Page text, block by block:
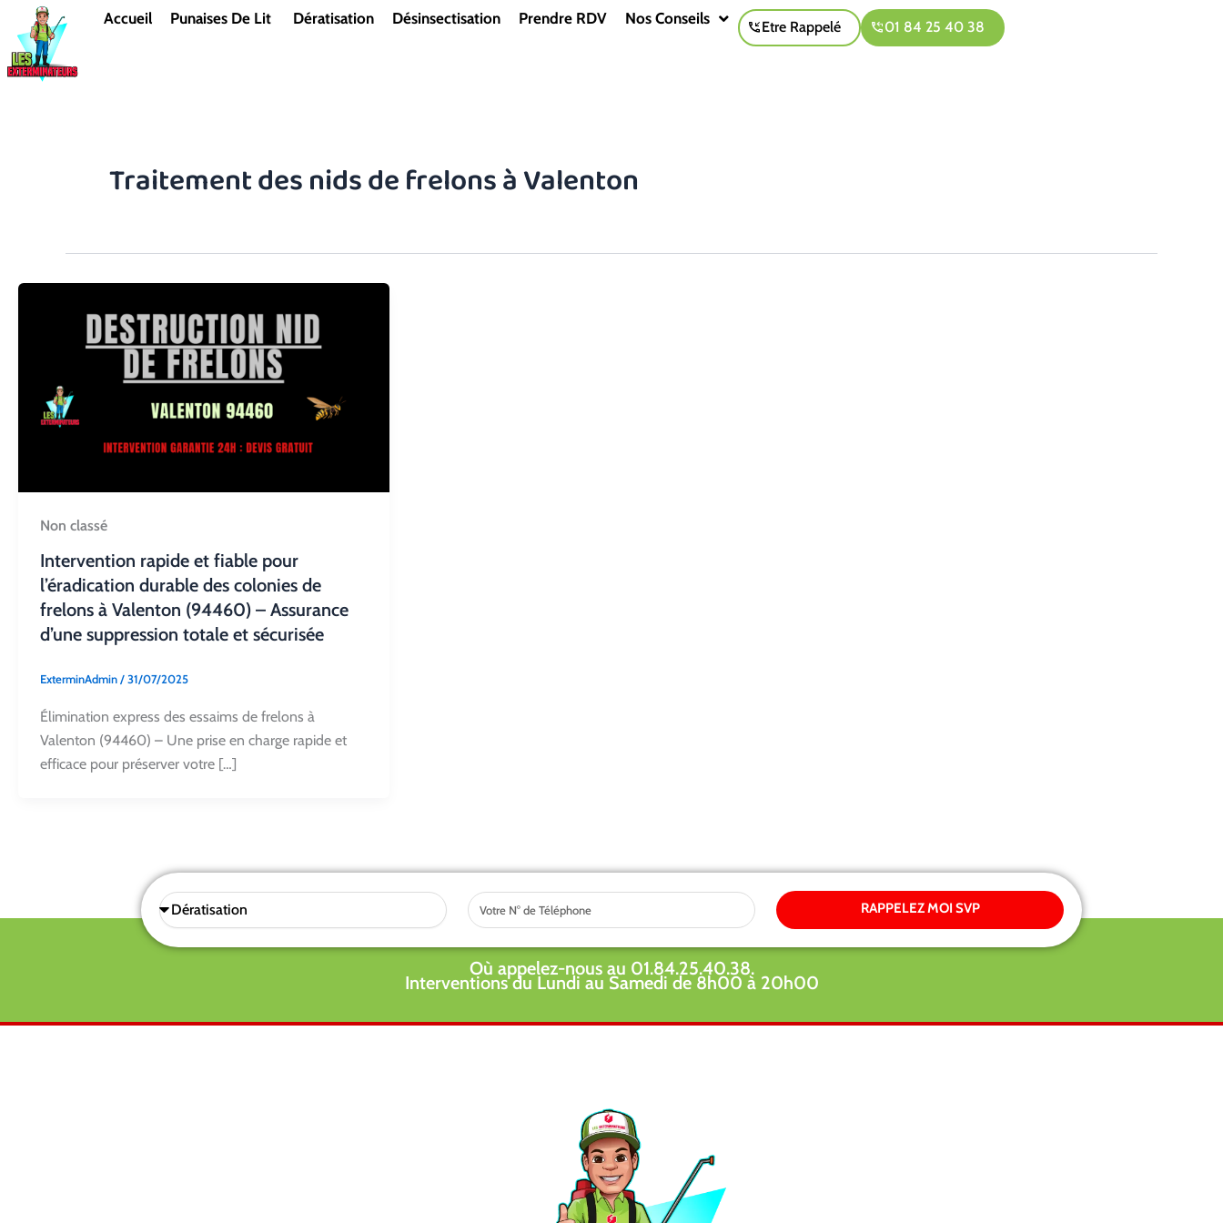
contenu
Accueil Punaises De Lit Dératisation Désinsectisation Prendre RDV Nos Conseils Etre Rappelé 01 84 25 40 38
Traitement des nids de frelons à Valenton
Non classé
Intervention rapide et fiable pour
l’éradication durable des colonies de
frelons à Valenton (94460) – Assurance
d’une suppression totale et sécurisée
ExterminAdmin/31/07/2025
Élimination express des essaims de frelons à
Valenton (94460) – Une prise en charge rapide et
efficace pour préserver votre […]
Sélectionnez
une
Tel RAPPELEZ MOI SVP
Où appelez-nous au 01.84.25.40.38.
Interventions du Lundi au Samedi de 8h00 à 20h00